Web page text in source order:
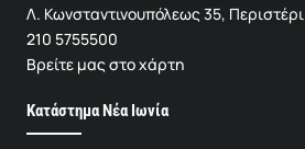
Λ. Κωνσταντινουπόλεως 35, Περιστέρι
210 5755500
Βρείτε μας στο χάρτη
Κατάστημα Νέα Ιωνία